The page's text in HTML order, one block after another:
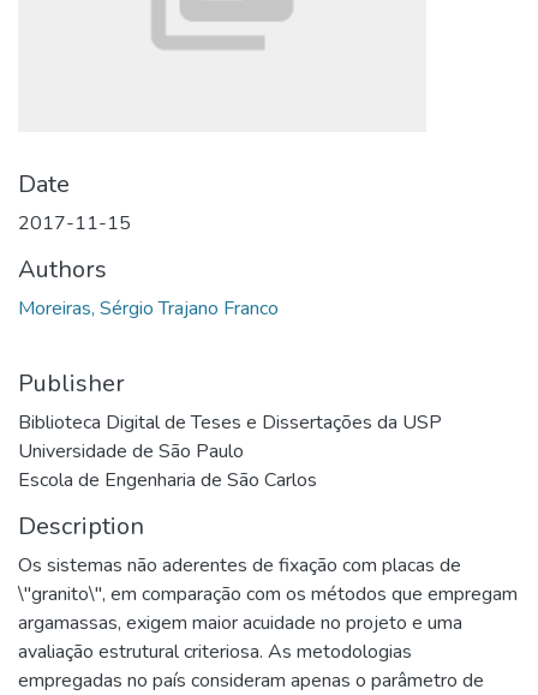
Date
2017-11-15
Authors
Moreiras, Sérgio Trajano Franco
Publisher
Biblioteca Digital de Teses e Dissertações da USP
Universidade de São Paulo
Escola de Engenharia de São Carlos
Description
Os sistemas não aderentes de fixação com placas de
\"granito\", em comparação com os métodos que empregam
argamassas, exigem maior acuidade no projeto e uma
avaliação estrutural criteriosa. As metodologias
empregadas no país consideram apenas o parâmetro de